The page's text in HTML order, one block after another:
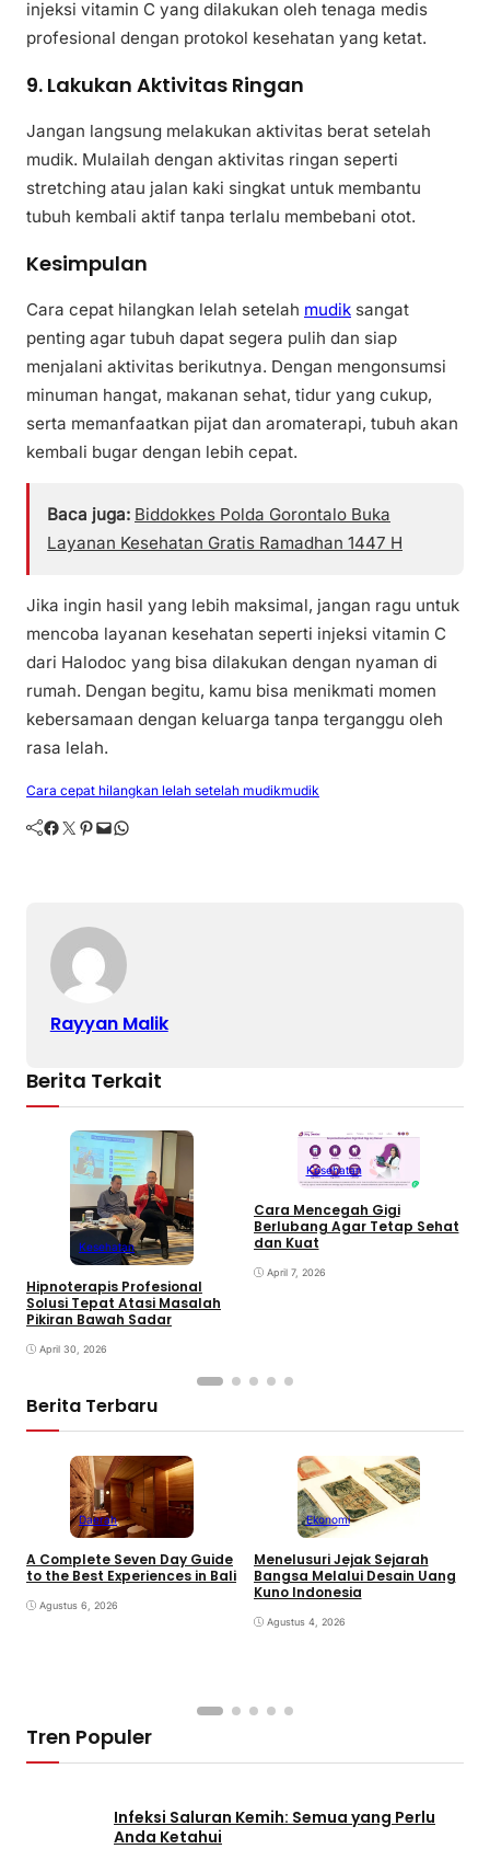
injeksi vitamin C yang dilakukan oleh tenaga medis
profesional dengan protokol kesehatan yang ketat.
9. Lakukan Aktivitas Ringan
Jangan langsung melakukan aktivitas berat setelah
mudik. Mulailah dengan aktivitas ringan seperti
stretching atau jalan kaki singkat untuk membantu
tubuh kembali aktif tanpa terlalu membebani otot.
Kesimpulan
Cara cepat hilangkan lelah setelah mudik sangat
penting agar tubuh dapat segera pulih dan siap
menjalani aktivitas berikutnya. Dengan mengonsumsi
minuman hangat, makanan sehat, tidur yang cukup,
serta memanfaatkan pijat dan aromaterapi, tubuh akan
kembali bugar dengan lebih cepat.
Baca juga: Biddokkes Polda Gorontalo Buka
Layanan Kesehatan Gratis Ramadhan 1447 H
Jika ingin hasil yang lebih maksimal, jangan ragu untuk
mencoba layanan kesehatan seperti injeksi vitamin C
dari Halodoc yang bisa dilakukan dengan nyaman di
rumah. Dengan begitu, kamu bisa menikmati momen
kebersamaan dengan keluarga tanpa terganggu oleh
rasa lelah.
Cara cepat hilangkan lelah setelah mudikmudik
Facebook Twitter Pinterest Mail WhatsApp
Rayyan Malik
Berita Terkait
Kesehatan
Hipnoterapis Profesional
Solusi Tepat Atasi Masalah
Pikiran Bawah Sadar
April 30, 2026
Kesehatan
Cara Mencegah Gigi
Berlubang Agar Tetap Sehat
dan Kuat
April 7, 2026
Berita Terbaru
Daerah
A Complete Seven Day Guide
to the Best Experiences in Bali
Agustus 6, 2026
Ekonomi
Menelusuri Jejak Sejarah
Bangsa Melalui Desain Uang
Kuno Indonesia
Agustus 4, 2026
Tren Populer
Infeksi Saluran Kemih: Semua yang Perlu
Anda Ketahui